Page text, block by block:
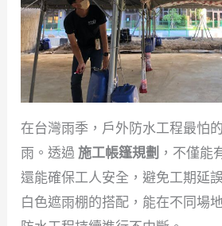
在台灣雨季，戶外防水工程最怕
雨。透過施工帳篷規劃 ，不僅能
還能確保工人安全，避免工期延
白色遮雨棚的搭配，能在不同場